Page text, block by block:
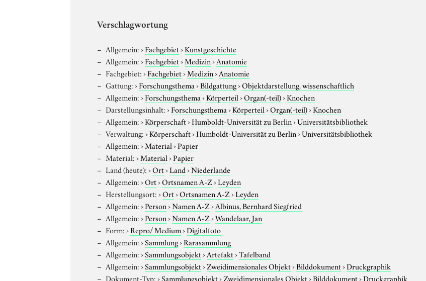
Verschlagwortung
Allgemein:›Fachgebiet›Kunstgeschichte
Allgemein:›Fachgebiet›Medizin›Anatomie
Fachgebiet:›Fachgebiet›Medizin›Anatomie
Gattung:›Forschungsthema›Bildgattung›Objektdarstellung, wissenschaftlich
Allgemein:›Forschungsthema›Körperteil›Organ(-teil)›Knochen
Darstellungsinhalt:›Forschungsthema›Körperteil›Organ(-teil)›Knochen
Allgemein:›Körperschaft›Humboldt-Universität zu Berlin›Universitätsbibliothek
Verwaltung:›Körperschaft›Humboldt-Universität zu Berlin›Universitätsbibliothek
Allgemein:›Material›Papier
Material:›Material›Papier
Land (heute):›Ort›Land›Niederlande
Allgemein:›Ort›Ortsnamen A-Z›Leyden
Herstellungsort:›Ort›Ortsnamen A-Z›Leyden
Allgemein:›Person›Namen A-Z›Albinus, Bernhard Siegfried
Allgemein:›Person›Namen A-Z›Wandelaar, Jan
Form:›Repro/ Medium›Digitalfoto
Allgemein:›Sammlung›Rarasammlung
Allgemein:›Sammlungsobjekt›Artefakt›Tafelband
Allgemein:›Sammlungsobjekt›Zweidimensionales Objekt›Bilddokument›Druckgraphik
Dokument-Typ:›Sammlungsobjekt›Zweidimensionales Objekt›Bilddokument›Druckgraphik